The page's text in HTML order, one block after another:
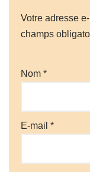
Votre adresse
champs
Nom *
E-mail *